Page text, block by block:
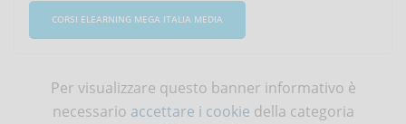
CORSI ELEARNING MEGA ITALIA MEDIA
Per visualizzare questo banner informativo è
necessario accettare i cookie della categoria